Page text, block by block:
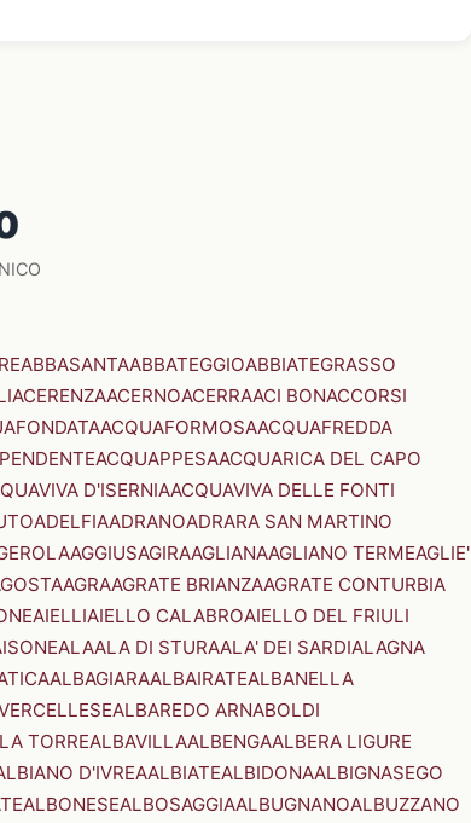
ABBASANTAABBATEGGIOABBIATEGRASSO
ACERENZAACERNOACERRAACI BONACCORSI
ACQUAFORMOSAACQUAFREDDA
ACQUAPPESAACQUARICA DEL CAPO
D'ISERNIAACQUAVIVA DELLE FONTI
ADELFIAADRANOADRARA SAN MARTINO
AGGIUSAGIRAAGLIANAAGLIANO TERMEAGLIE'
AGRAAGRATE BRIANZAAGRATE CONTURBIA
AIELLIAIELLO CALABROAIELLO DEL FRIULI
ALAALA DI STURAALA' DEI SARDIALAGNA
ALBAGIARAALBAIRATEALBANELLA
ALBAREDO ARNABOLDI
TORREALBAVILLAALBENGAALBERA LIGURE
D'IVREAALBIATEALBIDONAALBIGNASEGO
ALBONESEALBOSAGGIAALBUGNANOALBUZZANO